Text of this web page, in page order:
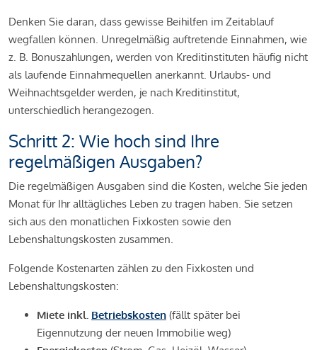
Denken Sie daran, dass gewisse Beihilfen im Zeitablauf
wegfallen können. Unregelmäßig auftretende Einnahmen, wie
z. B. Bonuszahlungen, werden von Kreditinstituten häufig nicht
als laufende Einnahmequellen anerkannt. Urlaubs- und
Weihnachtsgelder werden, je nach Kreditinstitut,
unterschiedlich herangezogen.
Schritt 2: Wie hoch sind Ihre
regelmäßigen Ausgaben?
Die regelmäßigen Ausgaben sind die Kosten, welche Sie jeden
Monat für Ihr alltägliches Leben zu tragen haben. Sie setzen
sich aus den monatlichen Fixkosten sowie den
Lebenshaltungskosten zusammen.
Folgende Kostenarten zählen zu den Fixkosten und
Lebenshaltungskosten:
Miete inkl. Betriebskosten (fällt später bei
Eigennutzung der neuen Immobilie weg)